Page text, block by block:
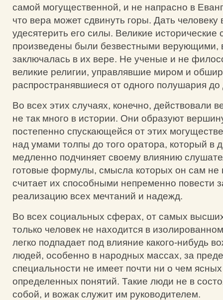
самой могущественной, и не напрасно в
что вера может сдвинуть горы. Дать человеку
удесятерить его силы. Великие исторические
произведены были безвестными верующими,
заключалась в их вере. Не ученые и не
великие религии, управлявшие миром и
распространявшиеся от одного полушария до
Во всех этих случаях, конечно, действовали
не так много в истории. Они образуют
постепенно спускающейся от этих
над умами толпы до того оратора, который в
медленно подчиняет своему влиянию
готовые формулы, смысла которых он сам не
считает их способными непременно повести
реализацию всех мечтаний и надежд.
Во всех социальных сферах, от самых
только человек не находится в
легко подпадает под влияние какого-нибудь
людей, особенно в народных массах, за
специальности не имеет почти ни о чем
определенных понятий. Такие люди не в
собой, и вожак служит им руководителем.